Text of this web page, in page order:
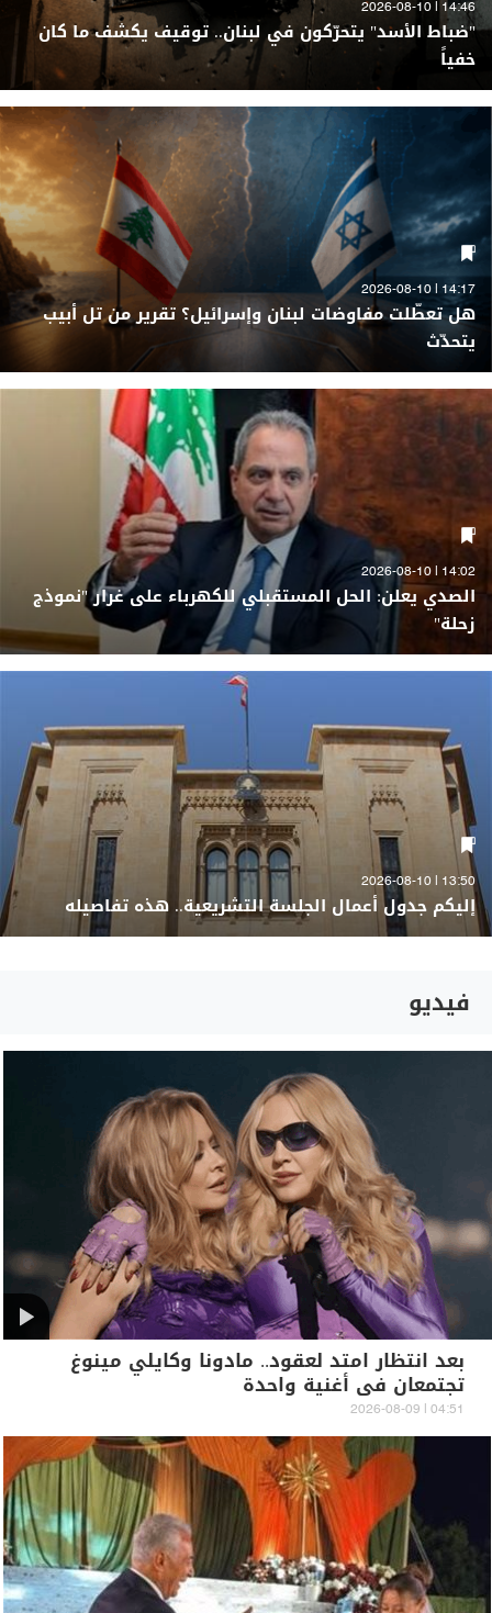
14:46 | 2026-08-10
"ضباط الأسد" يتحرّكون في لبنان.. توقيف يكشف ما كان
خفياً
14:17 | 2026-08-10
هل تعطّلت مفاوضات لبنان وإسرائيل؟ تقرير من تل أبيب
يتحدّث
14:02 | 2026-08-10
الصدي يعلن: الحل المستقبلي للكهرباء على غرار "نموذج
زحلة"
13:50 | 2026-08-10
إليكم جدول أعمال الجلسة التشريعية.. هذه تفاصيله
فيديو
بعد انتظار امتد لعقود.. مادونا وكايلي مينوغ
تجتمعان في أغنية واحدة
04:51 | 2026-08-09